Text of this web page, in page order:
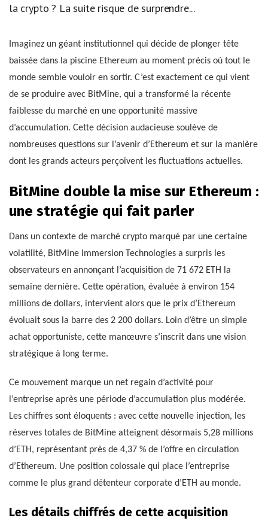
la crypto ? La suite risque de surprendre...
Imaginez un géant institutionnel qui décide de plonger tête
baissée dans la piscine Ethereum au moment précis où tout le
monde semble vouloir en sortir. C’est exactement ce qui vient
de se produire avec BitMine, qui a transformé la récente
faiblesse du marché en une opportunité massive
d’accumulation. Cette décision audacieuse soulève de
nombreuses questions sur l’avenir d’Ethereum et sur la manière
dont les grands acteurs perçoivent les fluctuations actuelles.
BitMine double la mise sur Ethereum :
une stratégie qui fait parler
Dans un contexte de marché crypto marqué par une certaine
volatilité, BitMine Immersion Technologies a surpris les
observateurs en annonçant l’acquisition de 71 672 ETH la
semaine dernière. Cette opération, évaluée à environ 154
millions de dollars, intervient alors que le prix d’Ethereum
évoluait sous la barre des 2 200 dollars. Loin d’être un simple
achat opportuniste, cette manœuvre s’inscrit dans une vision
stratégique à long terme.
Ce mouvement marque un net regain d’activité pour
l’entreprise après une période d’accumulation plus modérée.
Les chiffres sont éloquents : avec cette nouvelle injection, les
réserves totales de BitMine atteignent désormais 5,28 millions
d’ETH, représentant près de 4,37 % de l’offre en circulation
d’Ethereum. Une position colossale qui place l’entreprise
comme le plus grand détenteur corporate d’ETH au monde.
Les détails chiffrés de cette acquisition